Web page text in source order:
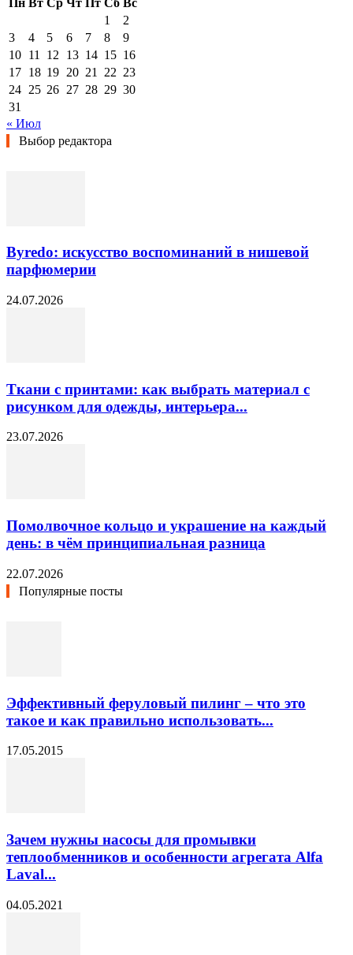
1
2
3
4 5 6 7 8
9
10 11 12 13 14 15 16
17 18 19 20 21 22 23
24 25 26 27 28 29 30
31
« Июл
Выбор редактора
Byredo: искусство воспоминаний в нишевой
парфюмерии
24.07.2026
Ткани с принтами: как выбрать материал с
рисунком для одежды, интерьера...
23.07.2026
Помолвочное кольцо и украшение на каждый
день: в чём принципиальная разница
22.07.2026
Популярные посты
Эффективный феруловый пилинг – что это
такое и как правильно использовать...
17.05.2015
Зачем нужны насосы для промывки
теплообменников и особенности агрегата Alfa
Laval...
04.05.2021